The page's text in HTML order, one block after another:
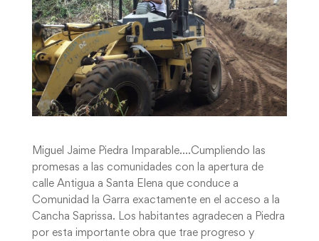
Miguel Jaime Piedra Imparable….Cumpliendo las
promesas a las comunidades con la apertura de
calle Antigua a Santa Elena que conduce a
Comunidad la Garra exactamente en el acceso a la
Cancha Saprissa. Los habitantes agradecen a Piedra
por esta importante obra que trae progreso y